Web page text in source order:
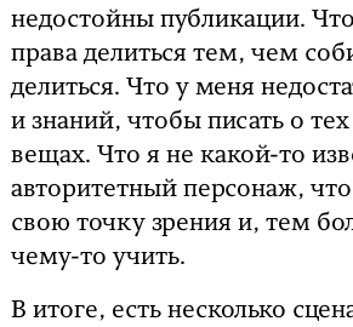
недостойны публикации.
права делиться тем, чем
делиться. Что у меня
и знаний, чтобы писать о
вещах. Что я не какой-то
авторитетный персонаж,
свою точку зрения и, тем
чему-то учить.
В итоге, есть несколько